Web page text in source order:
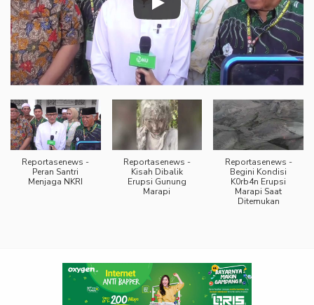
Reportasenews -
Peran Santri
Menjaga NKRI
Reportasenews -
Kisah Dibalik
Erupsi Gunung
Marapi
Reportasenews -
Begini Kondisi
K0rb4n Erupsi
Marapi Saat
Ditemukan